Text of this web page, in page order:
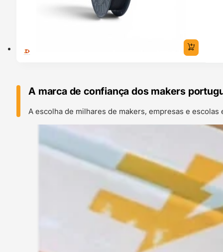
A marca de confiança dos makers
A escolha de milhares de makers, empresas e escolas